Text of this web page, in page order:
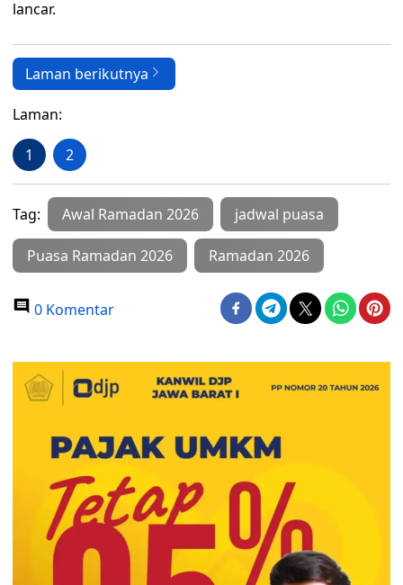
lancar.
Laman berikutnya
Laman:
1 2
Tag: Awal Ramadan 2026 jadwal puasa
Puasa Ramadan 2026 Ramadan 2026
0 Komentar